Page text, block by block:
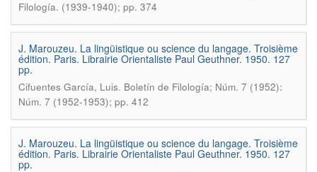
Filología. (1939-1940); pp. 374
J. Marouzeu. La lingüistique ou science du langage. Troisième
édition. Paris. Librairie Orientaliste Paul Geuthner. 1950. 127
pp.
Cifuentes García, Luis. Boletín de Filología; Núm. 7 (1952):
Núm. 7 (1952-1953); pp. 412
J. Marouzeu. La lingüistique ou science du langage. Troisième
édition. Paris. Librairie Orientaliste Paul Geuthner. 1950. 127
pp.